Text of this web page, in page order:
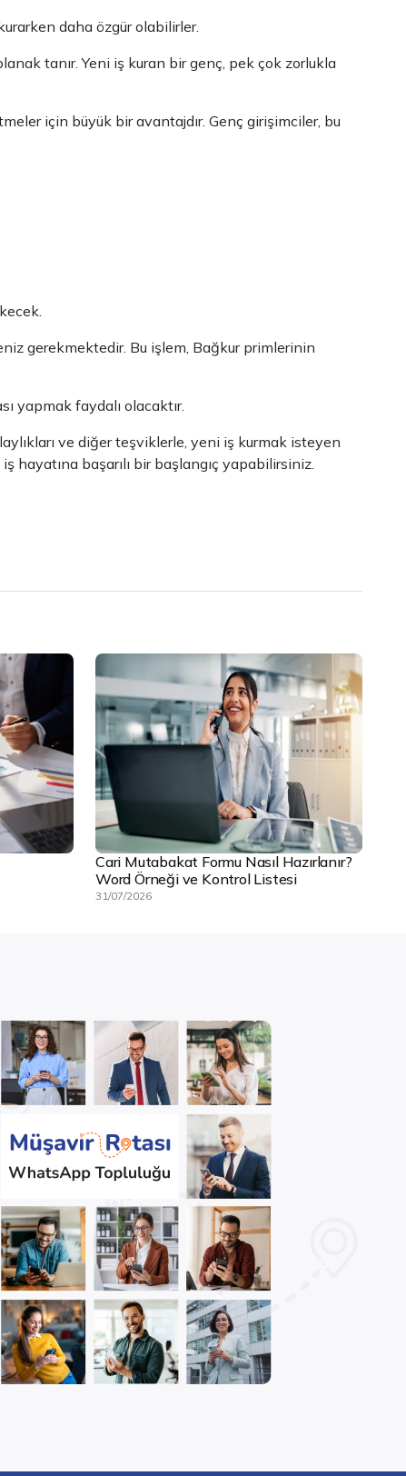
daha özgür olabilirler.
tanır. Yeni iş kuran bir genç, pek çok zorlukla
için büyük bir avantajdır. Genç girişimciler, bu
gerekmektedir. Bu işlem, Bağkur primlerinin
yapmak faydalı olacaktır.
ve diğer teşviklerle, yeni iş kurmak isteyen
başarılı bir başlangıç yapabilirsiniz.
Cari Mutabakat Formu Nasıl Hazırlanır?
Word Örneği ve Kontrol Listesi
31/07/2026